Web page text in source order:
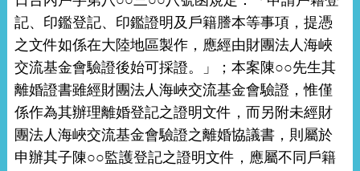
記、印鑑登記、印鑑證明及戶籍謄本等事項，提憑
之文件如係在大陸地區製作，應經由財團法人海峽
交流基金會驗證後始可採證。」；本案陳○○先生其
離婚證書雖經財團法人海峽交流基金會驗證，惟僅
係作為其辦理離婚登記之證明文件，而另附未經財
團法人海峽交流基金會驗證之離婚協議書，則屬於
申辦其子陳○○監護登記之證明文件，應屬不同戶籍